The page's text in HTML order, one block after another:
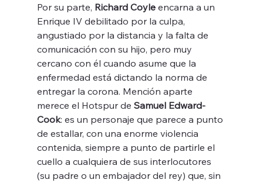
Por su parte, Richard Coyle encarna a un
Enrique IV debilitado por la culpa,
angustiado por la distancia y la falta de
comunicación con su hijo, pero muy
cercano con él cuando asume que la
enfermedad está dictando la norma de
entregar la corona. Mención aparte
merece el Hotspur de Samuel Edward-
Cook: es un personaje que parece a punto
de estallar, con una enorme violencia
contenida, siempre a punto de partirle el
cuello a cualquiera de sus interlocutores
(su padre o un embajador del rey) que, sin